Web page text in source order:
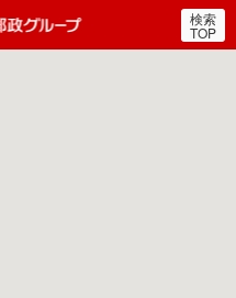
郵便局・日本郵政グルー
検索
TOP